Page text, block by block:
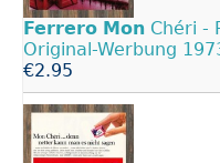
Ferrero Mon Chéri -
Original-Werbung
€2.95